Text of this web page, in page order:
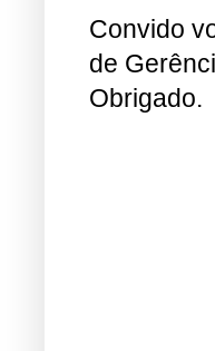
Convido
de
Obrigado.